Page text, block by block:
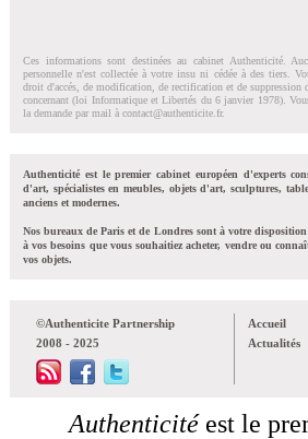
Ces informations sont destinées au cabinet Authenticité.
personnelle n'est collectée à votre insu ni cédée à des tiers.
droit d'accés, de modification, de rectification et de suppression
concernant (loi Informatique et Libertés du 6 janvier 1978).
la demande par mail à contact@authenticite.fr.
Authenticité est le premier cabinet européen d'experts
d'art, spécialistes en meubles, objets d'art, sculptures,
anciens et modernes.
Nos bureaux de Paris et de Londres sont à votre
à vos besoins que vous souhaitiez acheter, vendre ou
vos objets.
©Authenticite Partnership
2008 - 2025
Accueil
Actualités
Authenticitéest le